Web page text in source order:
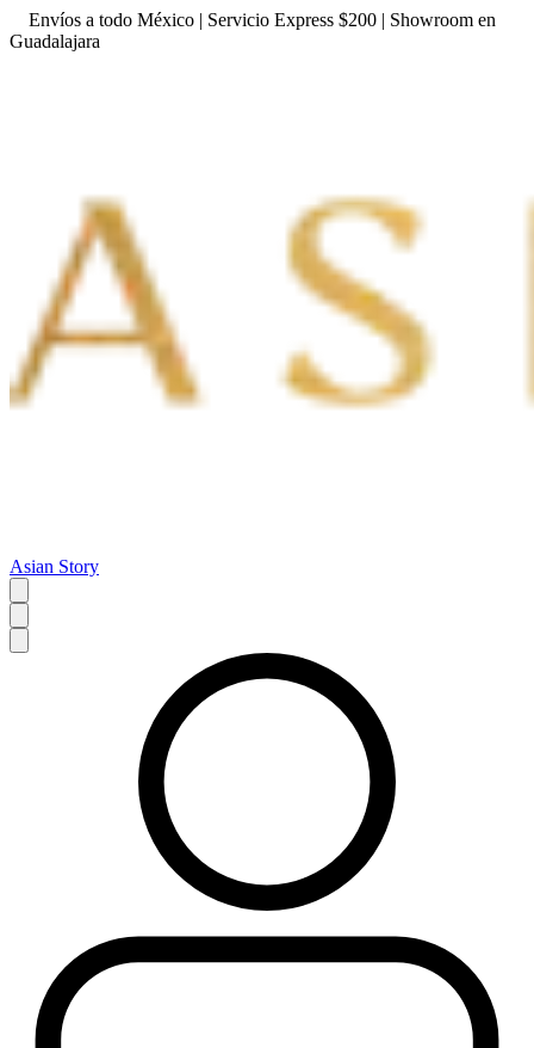
Envíos a todo México | Servicio Express $200 | Showroom en
Guadalajara
Asian Story